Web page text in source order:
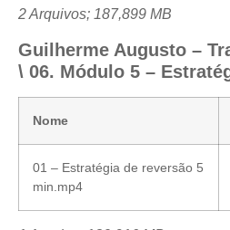
2 Arquivos; 187,899 MB
Guilherme Augusto –
\ 06. Módulo 5 –
Nome
01 – Estratégia de reversão 5
min.mp4